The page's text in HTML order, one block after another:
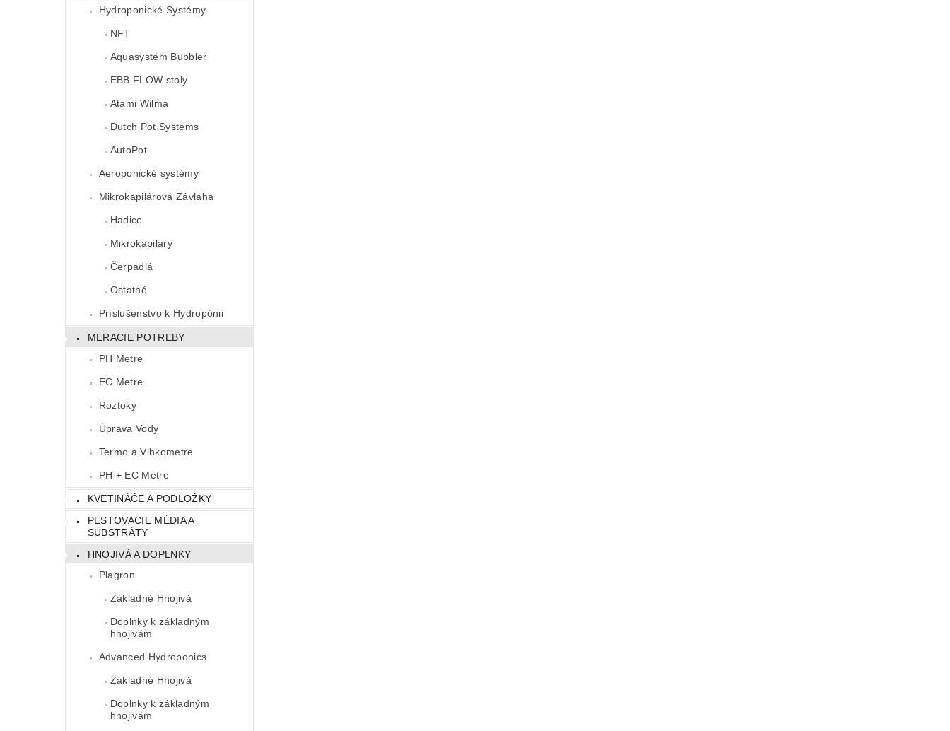
Hydroponické Systémy
NFT
Aquasystém Bubbler
EBB FLOW stoly
Atami Wilma
Dutch Pot Systems
AutoPot
Aeroponické systémy
Mikrokapilárová Závlaha
Hadice
Mikrokapiláry
Čerpadlá
Ostatné
Príslušenstvo k Hydropónii
MERACIE POTREBY
PH Metre
EC Metre
Roztoky
Úprava Vody
Termo a Vlhkometre
PH + EC Metre
KVETINÁČE A PODLOŽKY
PESTOVACIE MÉDIA A
SUBSTRÁTY
HNOJIVÁ A DOPLNKY
Plagron
Základné Hnojivá
Doplnky k základným
hnojivám
Advanced Hydroponics
Základné Hnojivá
Doplnky k základným
hnojivám